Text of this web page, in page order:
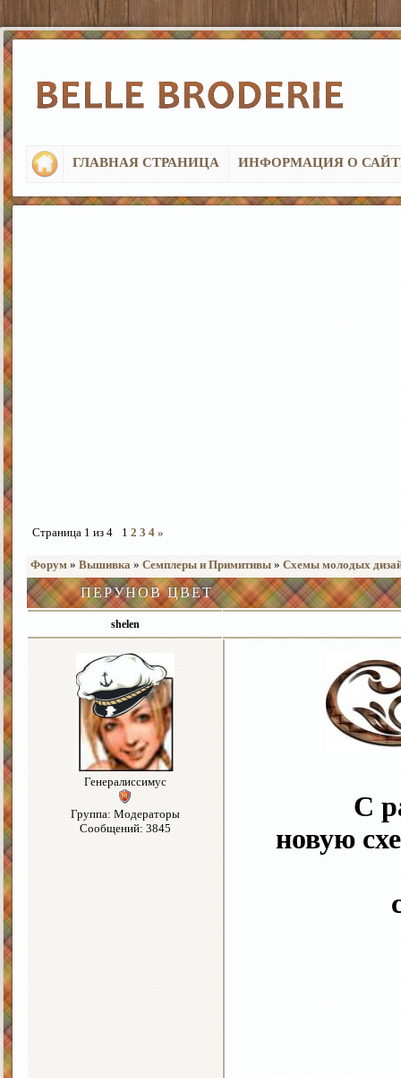
ГЛАВНАЯ СТРАНИЦА ИНФОРМАЦИЯ О
Страница 1 из 4 1 2 3 4 »
Форум » Вышивка » Семплеры и Примитивы » Схемы молодых
ПЕРУНОВ ЦВЕТ
shelen
Генералиссимус
Группа: Модераторы
Сообщений: 3845
С
новую